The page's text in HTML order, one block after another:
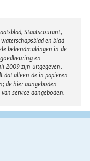
Staatscourant,
en blad
bekendmakingen in de
en
2009 zijn uitgegeven.
dat alleen de in papieren
de hier aangeboden
service aangeboden.